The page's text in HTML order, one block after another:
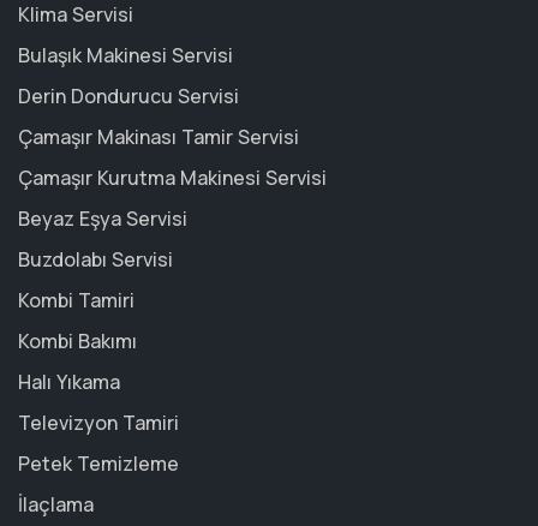
Klima Servisi
Bulaşık Makinesi Servisi
Derin Dondurucu Servisi
Çamaşır Makinası Tamir Servisi
Çamaşır Kurutma Makinesi Servisi
Beyaz Eşya Servisi
Buzdolabı Servisi
Kombi Tamiri
Kombi Bakımı
Halı Yıkama
Televizyon Tamiri
Petek Temizleme
İlaçlama